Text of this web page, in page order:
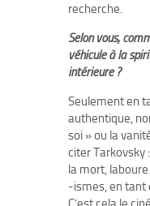
recherche.
Selon vous,
véhicule à la
intérieure ?
Seulement en
authentique,
soi » ou la
citer Tarkovsky
la mort,
-ismes, en tant